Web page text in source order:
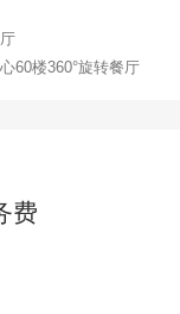
60楼360°旋转餐厅
费